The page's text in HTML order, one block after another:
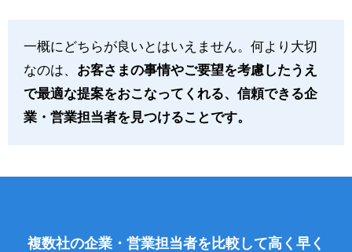
一概にどちらが良いとはいえません。何より大切
なのは、 お客さまの事情やご要望を考慮したうえ
で最適な提案をおこなってくれる、信頼できる企
業・営業担当者を見つけることです。
複数社の企業・営業担当者を比較して高く早く